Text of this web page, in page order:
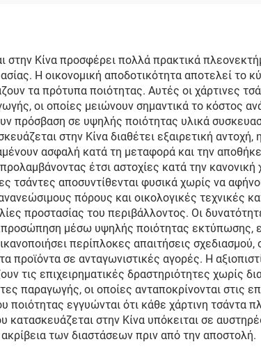
Σφραγίσματος,
Πολυτελής Χαρτίνη
Τσάντα Ψώνισμα
στην Κίνα προσφέρει πολλά πρακτικά
Η οικονομική αποδοτικότητα αποτελεί
τα πρότυπα ποιότητας. Αυτές οι χάρτινες
οι οποίες μειώνουν σημαντικά το κόστος
πρόσβαση σε υψηλής ποιότητας υλικά
στην Κίνα διαθέτει εξαιρετική
ασφαλή κατά τη μεταφορά και την
έτσι αστοχίες κατά την
τσάντες αποσυντίθενται φυσικά χωρίς να
πόρους και οικολογικές
προστασίας του περιβάλλοντος. Οι
μέσω υψηλής ποιότητας εκτύπωσης,
περίπλοκες απαιτήσεις
προϊόντα σε ανταγωνιστικές αγορές. Η
τις επιχειρηματικές δραστηριότητες χωρίς
παραγωγής, οι οποίες ανταποκρίνονται στις
εγγυώνται ότι κάθε χάρτινη τσάντα
κατασκευάζεται στην Κίνα υπόκειται σε
των διαστάσεων πριν από την αποστολή.